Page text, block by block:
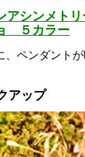
アシンメト
５カラー
ペンダントが
アップ